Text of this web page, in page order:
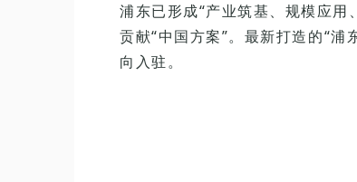
浦东已形成“产业筑基、规模应
贡献“中国方案”。最新打造的“
向入驻。